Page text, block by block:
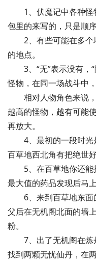
1、伏魔记中各种
包里的来写的，只是顺
2、有些可能在多
的地点。
3、“无”表示没有，
怪物，在同一场战斗中
相对人物角色来说
越高的怪物，越有可能
再放大。
4、最初的一段时
百草地西北角有把绝世
5、在百草地你还
最大值的药品发现后马上
6、来到百草地东
父后在无机阁北面的墙
粉。
7、出了无机阁在
找到两颗无忧仙丹，在